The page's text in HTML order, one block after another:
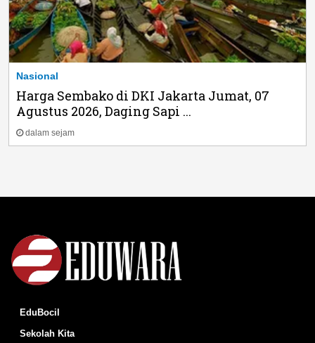
Nasional
Harga Sembako di DKI Jakarta Jumat, 07
Agustus 2026, Daging Sapi ...
dalam sejam
EduBocil
Sekolah Kita